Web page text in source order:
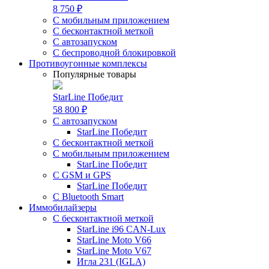
8 750 ₽
С мобильным приложением
С бесконтактной меткой
С автозапуском
С беспроводной блокировкой
Противоугонные комплексы
Популярные товары
StarLine Победит
58 800 ₽
С автозапуском
StarLine Победит
С бесконтактной меткой
С мобильным приложением
StarLine Победит
С GSM и GPS
StarLine Победит
С Bluetooth Smart
Иммобилайзеры
С бесконтактной меткой
StarLine i96 CAN-Lux
StarLine Moto V66
StarLine Moto V67
Игла 231 (IGLA)